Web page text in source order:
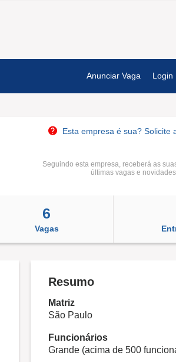
Anunciar Vaga Login
Esta empresa é sua? Solicite
Seguindo esta empresa, receberá as
últimas vagas e
6
Vagas
Resumo
Matriz
São Paulo
Funcionários
Grande (acima de 500